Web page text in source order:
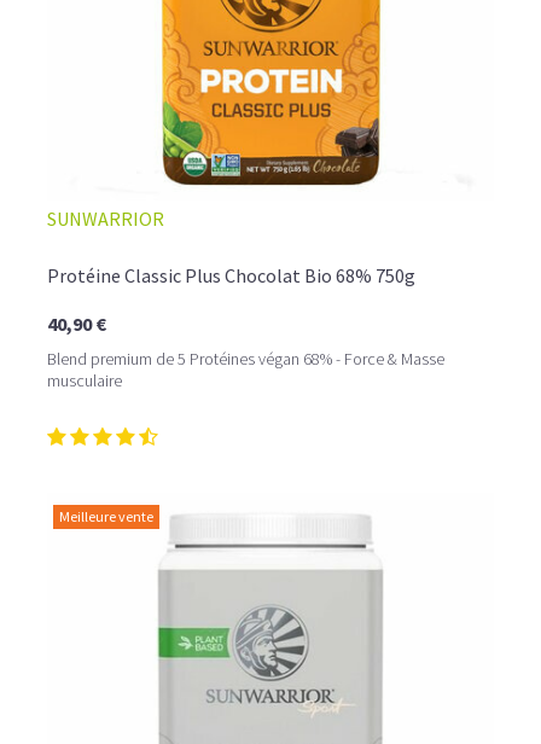
SUNWARRIOR
Protéine Classic Plus Chocolat Bio 68% 750g
40,90 €
Blend premium de 5 Protéines végan 68% - Force & Masse
musculaire
Meilleure vente